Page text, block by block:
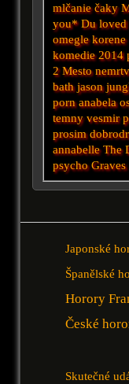
mlčanie čaky
you* Du loved
omegle korene
komedie 2014
2 Mesto
bath jason
porn anabela
temny vesmir
prosim
annabelle The
psycho Graves
Japonské
Španělské
Horory
České
Skutečné